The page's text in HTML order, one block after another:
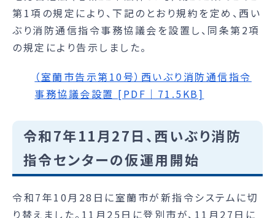
第1項の規定により、下記のとおり規約を定め、西い
ぶり消防通信指令事務協議会を設置し、同条第2項
の規定により告示しました。
（室蘭市告示第10号）西いぶり消防通信指令
事務協議会設置 [PDF｜71.5KB]
令和7年11月27日、西いぶり消防
指令センターの仮運用開始
令和7年10月28日に室蘭市が新指令システムに切
り替えました。11月25日に登別市が、11月27日に